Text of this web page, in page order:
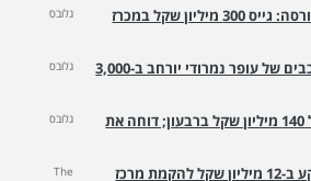
עזריאלי נכנס לבורסה: גייס 300 מיליון שקל במכרז
גלובס
קניון שבעת הכוכבים של עופר נמרודי יורחב ב-3,000
גלובס
עזריאלי: רווח של 140 מיליון שקל ברבעון; דוחה את
גלובס
תדהר רכשה קרקע ב-12 מיליון שקל להקמת מרכז
The